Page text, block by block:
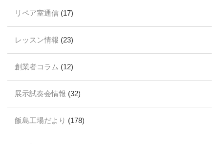
リペア室通信 (17)
レッスン情報 (23)
創業者コラム (12)
展示試奏会情報 (32)
飯島工場だより (178)